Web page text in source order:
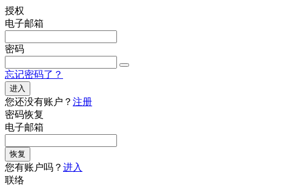
授权
电子邮箱
密码
忘记密码了？
进入
您还没有账户？ 注册
密码恢复
电子邮箱
恢复
您有账户吗？ 进入
联络